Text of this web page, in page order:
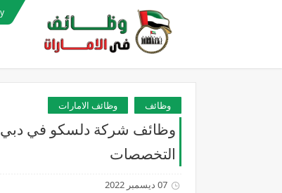
وظائف وظائف الامارات
وظائف شركة دلسكو في دبي
التخصصات
07 ديسمبر 2022